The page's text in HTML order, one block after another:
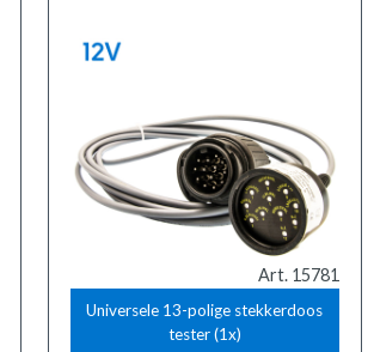
Art. 15781
Universele 13-polige stekkerdoos
tester (1x)